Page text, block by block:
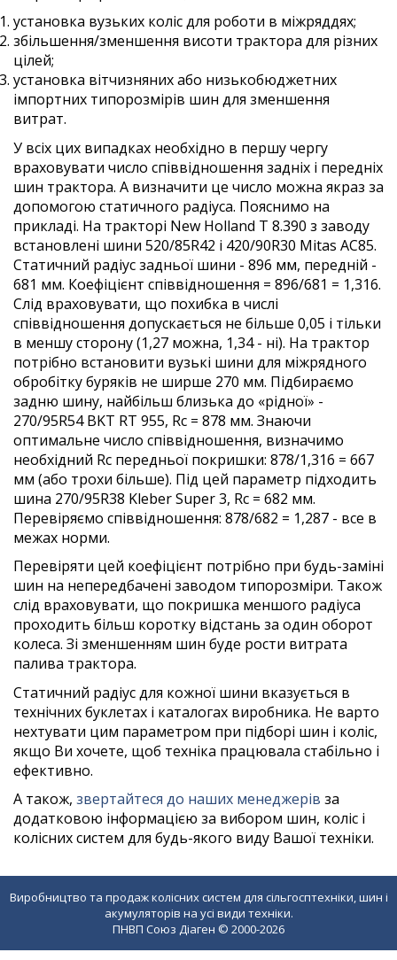
установка вузьких коліс для роботи в міжряддях;
збільшення/зменшення висоти трактора для різних
цілей;
установка вітчизняних або низькобюджетних
імпортних типорозмірів шин для зменшення
витрат.
У всіх цих випадках необхідно в першу чергу
враховувати число співвідношення задніх і передніх
шин трактора. А визначити це число можна якраз за
допомогою статичного радіуса. Пояснимо на
прикладі. На тракторі New Holland T 8.390 з заводу
встановлені шини 520/85R42 і 420/90R30 Mitas AC85.
Статичний радіус задньої шини - 896 мм, передній -
681 мм. Коефіцієнт співвідношення = 896/681 = 1,316.
Слід враховувати, що похибка в числі
співвідношення допускається не більше 0,05 і тільки
в меншу сторону (1,27 можна, 1,34 - ні). На трактор
потрібно встановити вузькі шини для міжрядного
обробітку буряків не ширше 270 мм. Підбираємо
задню шину, найбільш близька до «рідної» -
270/95R54 BKT RT 955, Rc = 878 мм. Знаючи
оптимальне число співвідношення, визначимо
необхідний Rc передньої покришки: 878/1,316 = 667
мм (або трохи більше). Під цей параметр підходить
шина 270/95R38 Kleber Super 3, Rc = 682 мм.
Перевіряємо співвідношення: 878/682 = 1,287 - все в
межах норми.
Перевіряти цей коефіцієнт потрібно при будь-заміні
шин на непередбачені заводом типорозміри. Також
слід враховувати, що покришка меншого радіуса
проходить більш коротку відстань за один оборот
колеса. Зі зменшенням шин буде рости витрата
палива трактора.
Статичний радіус для кожної шини вказується в
технічних буклетах і каталогах виробника. Не варто
нехтувати цим параметром при підборі шин і коліс,
якщо Ви хочете, щоб техніка працювала стабільно і
ефективно.
А також, звертайтеся до наших менеджерів за
додатковою інформацією за вибором шин, коліс і
колісних систем для будь-якого виду Вашої техніки.
Виробництво та продаж колісних систем для сільгосптехніки, шин і
акумуляторів на усі види техніки.
ПНВП Союз Діаген © 2000-2026